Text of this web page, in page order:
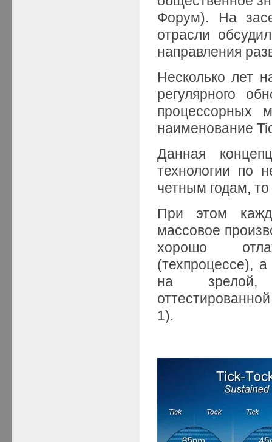
Форум). На
отрасли
направления
Несколько лет
регулярного
процессорных
наименование
Данная
технологии по
четным годам,
При этом
массовое
хорошо
(техпроцессе),
на зрелой,
1).